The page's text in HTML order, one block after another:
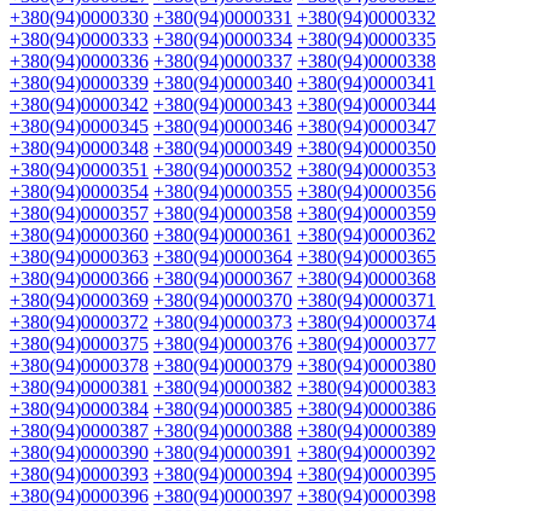
+380(94)0000330 +380(94)0000331 +380(94)0000332
+380(94)0000333 +380(94)0000334 +380(94)0000335
+380(94)0000336 +380(94)0000337 +380(94)0000338
+380(94)0000339 +380(94)0000340 +380(94)0000341
+380(94)0000342 +380(94)0000343 +380(94)0000344
+380(94)0000345 +380(94)0000346 +380(94)0000347
+380(94)0000348 +380(94)0000349 +380(94)0000350
+380(94)0000351 +380(94)0000352 +380(94)0000353
+380(94)0000354 +380(94)0000355 +380(94)0000356
+380(94)0000357 +380(94)0000358 +380(94)0000359
+380(94)0000360 +380(94)0000361 +380(94)0000362
+380(94)0000363 +380(94)0000364 +380(94)0000365
+380(94)0000366 +380(94)0000367 +380(94)0000368
+380(94)0000369 +380(94)0000370 +380(94)0000371
+380(94)0000372 +380(94)0000373 +380(94)0000374
+380(94)0000375 +380(94)0000376 +380(94)0000377
+380(94)0000378 +380(94)0000379 +380(94)0000380
+380(94)0000381 +380(94)0000382 +380(94)0000383
+380(94)0000384 +380(94)0000385 +380(94)0000386
+380(94)0000387 +380(94)0000388 +380(94)0000389
+380(94)0000390 +380(94)0000391 +380(94)0000392
+380(94)0000393 +380(94)0000394 +380(94)0000395
+380(94)0000396 +380(94)0000397 +380(94)0000398